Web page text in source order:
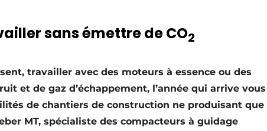
sans émettre de CO2
travailler avec des moteurs à essence ou des
et de gaz d’échappement, l’année qui arrive vous
de chantiers de construction ne produisant que
MT, spécialiste des compacteurs à guidage